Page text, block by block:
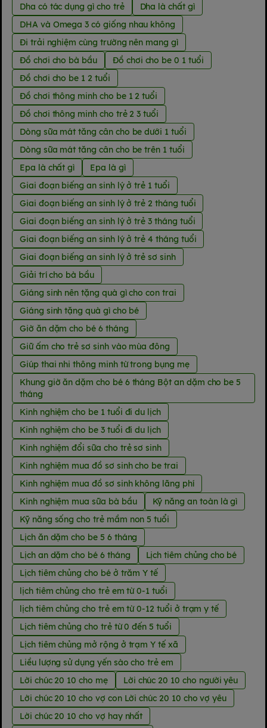
Dha có tác dụng gì cho trẻ
Dha là chất gì
DHA và Omega 3 có giống nhau không
Đi trải nghiệm cùng trường nên mang gì
Đồ chơi cho bà bầu
Đồ chơi cho be 0 1 tuổi
Đồ chơi cho be 1 2 tuổi
Đồ chơi thông minh cho be 1 2 tuổi
Đồ chơi thông minh cho trẻ 2 3 tuổi
Dòng sữa mát tăng cân cho be dưới 1 tuổi
Dòng sữa mát tăng cân cho be trên 1 tuổi
Epa là chất gì
Epa là gì
Giai đoạn biếng an sinh lý ở trẻ 1 tuổi
Giai đoạn biếng an sinh lý ở trẻ 2 tháng tuổi
Giai đoạn biếng an sinh lý ở trẻ 3 tháng tuổi
Giai đoạn biếng an sinh lý ở trẻ 4 tháng tuổi
Giai đoạn biếng an sinh lý ở trẻ sơ sinh
Giải trí cho bà bầu
Giáng sinh nên tặng quà gì cho con trai
Giáng sinh tặng quà gì cho bé
Giờ ăn dặm cho bé 6 tháng
Giữ ấm cho trẻ sơ sinh vào mùa đông
Giúp thai nhi thông minh từ trong bụng mẹ
Khung giờ ăn dặm cho bé 6 tháng Bột an dặm cho be 5
tháng
Kinh nghiệm cho be 1 tuổi đi du lịch
Kinh nghiệm cho be 3 tuổi đi du lịch
Kinh nghiệm đổi sữa cho trẻ sơ sinh
Kinh nghiệm mua đồ sơ sinh cho be trai
Kinh nghiệm mua đồ sơ sinh không lãng phí
Kinh nghiệm mua sữa bà bầu
Kỹ năng an toàn là gì
Kỹ năng sống cho trẻ mầm non 5 tuổi
Lịch ăn dặm cho be 5 6 tháng
Lịch an dặm cho bé 6 tháng
Lịch tiêm chủng cho bé
Lịch tiêm chủng cho bé ở trăm Y tế
lịch tiêm chủng cho trẻ em từ 0-1 tuổi
lịch tiêm chủng cho trẻ em từ 0-12 tuổi ở trạm y tế
Lịch tiêm chủng cho trẻ từ 0 đến 5 tuổi
Lịch tiêm chủng mở rộng ở trạm Y tế xã
Liều lượng sử dụng yến sào cho trẻ em
Lời chúc 20 10 cho mẹ
Lời chúc 20 10 cho người yêu
Lời chúc 20 10 cho vợ con Lời chúc 20 10 cho vợ yêu
Lời chúc 20 10 cho vợ hay nhất